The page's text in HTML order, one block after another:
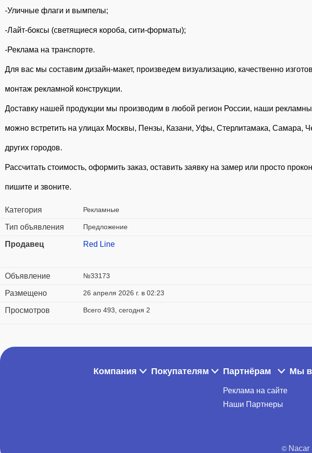
-Уличные флаги и вымпелы;
-Лайт-боксы (светящиеся короба, сити-форматы);
-Реклама на транспорте.
Для вас мы составим дизайн-макет, произведем визуализацию, качественно
монтаж рекламной конструкции.
Доставку нашей продукции мы производим в любой регион России, наши
можно встретить на улицах Москвы, Пензы, Казани, Уфы, Стерлитамака, Самара,
других городов.
Рассчитать стоимость, оформить заказ, оставить заявку на замер или просто
пишите и звоните.
Категория Рекламные
Тип объявления Предложение
Продавец Red Line
Объявление №33173
Размещено 26 апреля 2026 г. в 02:23
Просмотров Всего 493, сегодня 2
Компания Покупателям Партнёрам
Реклама на сайте
Наши Партнеры
Мы в
© Nacar